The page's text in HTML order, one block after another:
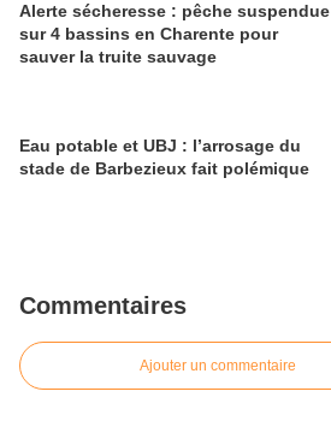
Alerte sécheresse : pêche suspendue
sur 4 bassins en Charente pour
sauver la truite sauvage
Eau potable et UBJ : l’arrosage du
stade de Barbezieux fait polémique
Commentaires
Ajouter un commentaire